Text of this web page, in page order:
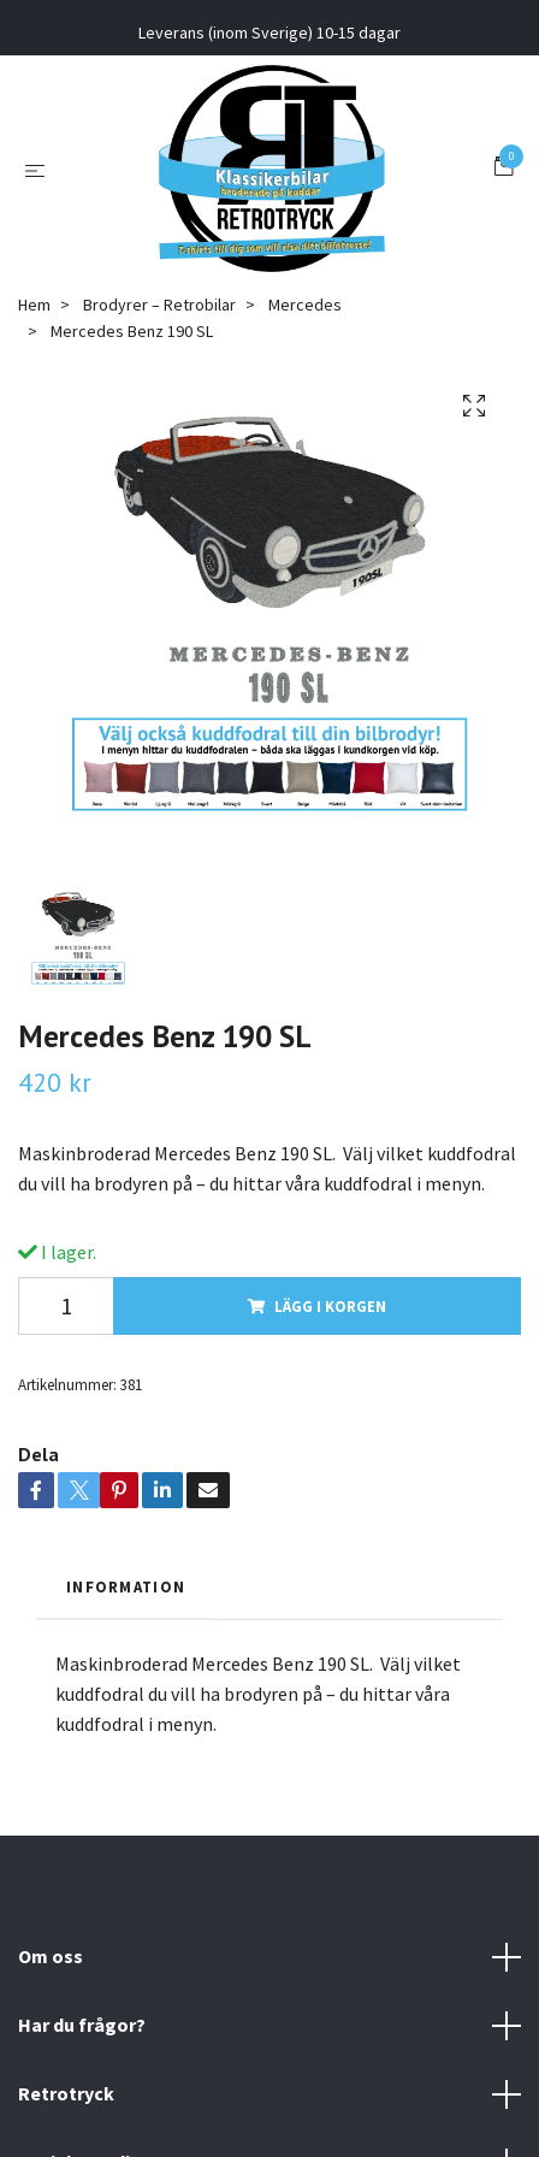
Leverans (inom Sverige) 10-15 dagar
0
Hem Brodyrer – Retrobilar
Mercedes
Mercedes Benz 190 SL
Mercedes Benz 190 SL
420 kr
Maskinbroderad Mercedes Benz 190 SL. Välj vilket kuddfodral
du vill ha brodyren på – du hittar våra kuddfodral i menyn.
I lager.
LÄGG I KORGEN
Artikelnummer: 381
Dela
INFORMATION
Maskinbroderad Mercedes Benz 190 SL. Välj vilket
kuddfodral du vill ha brodyren på – du hittar våra
kuddfodral i menyn.
Om oss
Har du frågor?
Retrotryck